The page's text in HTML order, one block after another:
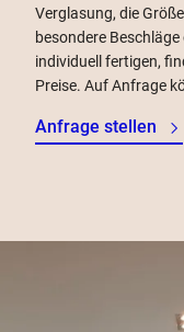
Verglasung, die
besondere
individuell fertigen,
Preise. Auf Anfrage
Anfrage stellen